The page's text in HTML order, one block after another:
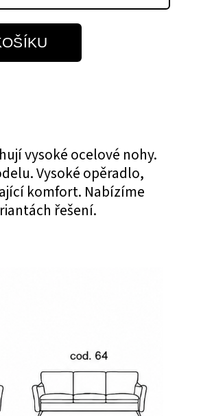
vysoké ocelové nohy.
Vysoké opěradlo,
komfort. Nabízíme
řešení.